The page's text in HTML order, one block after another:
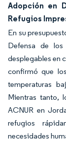
Adopción en
Refugios
En su
Defensa de
desplegables en
confirmó que
temperaturas
Mientras tanto,
ACNUR en
refugios
necesidades